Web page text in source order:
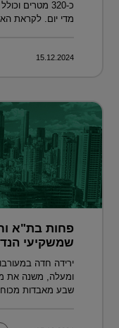
מדי יום. לקראת
15.12.2024
פחות בת"א
שמשקיעי
ירידה חדה
ומעלה, משנה את
שבע מאבדות